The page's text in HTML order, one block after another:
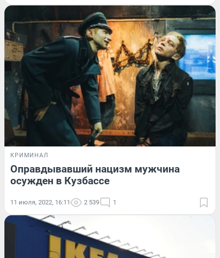
КРИМИНАЛ
Оправдывавший нацизм мужчина
осужден в Кузбассе
11 июля, 2022, 16:11 2 539 1